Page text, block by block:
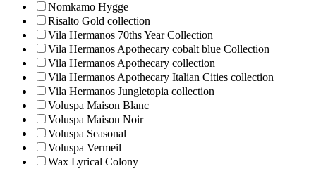
Nomkamo Hygge
Risalto Gold collection
Vila Hermanos 70ths Year Collection
Vila Hermanos Apothecary cobalt blue Collection
Vila Hermanos Apothecary collection
Vila Hermanos Apothecary Italian Cities collection
Vila Hermanos Jungletopia collection
Voluspa Maison Blanc
Voluspa Maison Noir
Voluspa Seasonal
Voluspa Vermeil
Wax Lyrical Colony